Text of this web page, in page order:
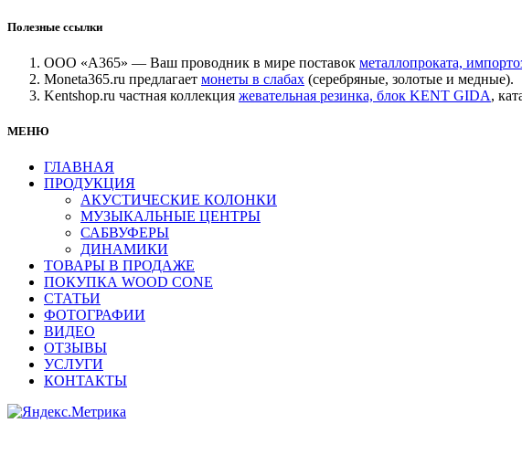
Полезные ссылки
ООО «А365» — Ваш проводник в мире поставок металлопроката,
Moneta365.ru предлагает монеты в слабах (серебряные, золотые и медные).
Kentshop.ru частная коллекция жевательная резинка, блок KENT GIDA,
МЕНЮ
ГЛАВНАЯ
ПРОДУКЦИЯ
АКУСТИЧЕСКИЕ КОЛОНКИ
МУЗЫКАЛЬНЫЕ ЦЕНТРЫ
САБВУФЕРЫ
ДИНАМИКИ
ТОВАРЫ В ПРОДАЖЕ
ПОКУПКА WOOD CONE
СТАТЬИ
ФОТОГРАФИИ
ВИДЕО
ОТЗЫВЫ
УСЛУГИ
КОНТАКТЫ